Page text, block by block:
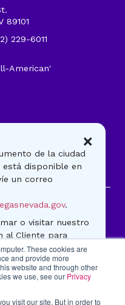
These cookies are
and provide more
website and through other
we use, see our Privacy
visit our site. But in order to
89101
229-6011
American'
de Privacidad
de la ciudad
está disponible en
un correo
.
o visitar nuestro
al Cliente para
o para realizar un
ayudarle!
×